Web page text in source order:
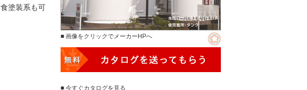
塗装系も可
■ 画像をクリックでメーカーHPへ
■ 今すぐカタログを見る